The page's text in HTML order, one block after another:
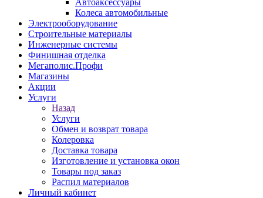
Автоаксессуары
Колеса автомобильные
Электрооборудование
Строительные материалы
Инженерные системы
Финишная отделка
Мегаполис.Профи
Магазины
Акции
Услуги
Назад
Услуги
Обмен и возврат товара
Колеровка
Доставка товара
Изготовление и установка окон
Товары под заказ
Распил материалов
Личный кабинет